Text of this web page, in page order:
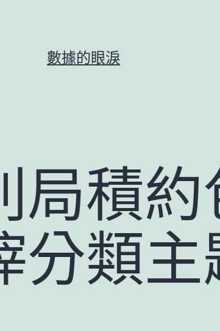
數據的眼淚
局積約
分類主